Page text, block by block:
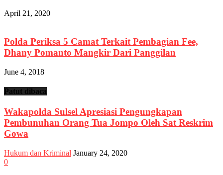
April 21, 2020
Polda Periksa 5 Camat Terkait Pembagian Fee,
Dhany Pomanto Mangkir Dari Panggilan
June 4, 2018
Patut dibaca
Wakapolda Sulsel Apresiasi Pengungkapan
Pembunuhan Orang Tua Jompo Oleh Sat Reskrim
Gowa
Hukum dan Kriminal January 24, 2020
0